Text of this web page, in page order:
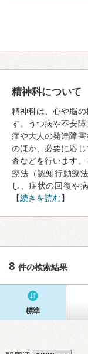
精神科について
精神科は、心や脳
す。うつ病や不安
症や大人の発達障
のほか、必要に応
査などを行います
療法（認知行動療
し、症状の回復や
【続きを読む】
8 件の検索結果
標準